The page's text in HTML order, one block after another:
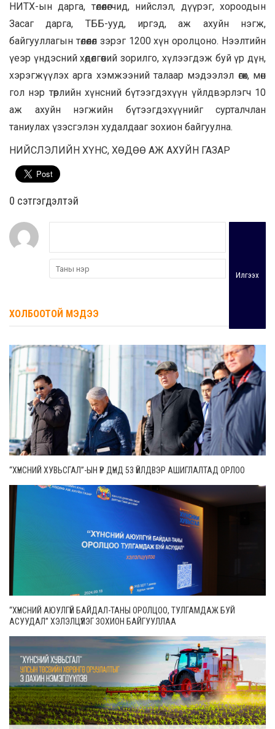
НИТХ-ын дарга, төлөөлөгчид, нийслэл, дүүрэг, хороодын
Засаг дарга, ТББ-ууд, иргэд, аж ахуйн нэгж,
байгууллагын төлөөлөл зэрэг 1200 хүн оролцоно. Нээлтийн
үеэр үндэсний хөдөлгөөний зорилго, хүлээгдэж буй үр дүн,
хэрэгжүүлэх арга хэмжээний талаар мэдээлэл өгөх, мөн
гол нэр төрлийн хүнсний бүтээгдэхүүн үйлдвэрлэгч 10
аж ахуйн нэгжийн бүтээгдэхүүнийг сурталчлан
таниулах үзэсгэлэн худалдааг зохион байгуулна.
НИЙСЛЭЛИЙН ХҮНС, ХӨДӨӨ АЖ АХУЙН ГАЗАР
0 cэтгэгдэлтэй
Илгээх
ХОЛБООТОЙ МЭДЭЭ
“ХҮНСНИЙ ХУВЬСГАЛ”-ЫН ҮР ДҮНД 53 ҮЙЛДВЭР АШИГЛАЛТАД ОРЛОО
“ХҮНСНИЙ АЮУЛГҮЙ БАЙДАЛ-ТАНЫ ОРОЛЦОО, ТУЛГАМДАЖ БУЙ
АСУУДАЛ” ХЭЛЭЛЦҮҮЛЭГ ЗОХИОН БАЙГУУЛЛАА